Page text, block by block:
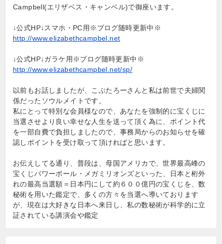
Campbell(エリザベス・キャンベル)で御座います。
↓公式HP↓スマホ・PC用※ブログ随時更新中※
http://www.elizabethcampbel.net
↓公式HP↓ガラケ用※ブログ随時更新中※
http://www.elizabethcampbel.net/sp/
以前もお話しましたが、こぶたろーさんと私は前世で夫婦関
係だったソウルメイトです。
私にとって特別な会員様なので、あなたを強制的に宝くじに
当選させより良い幸せな人生を送って頂く為に、ポイント代
を一部自費で負担しましたので、事務局からのお知らせを確
認しポイントを受け取って頂ければと思います。
お伝えしてる通り、普段は、母国アメリカで、世界最高峰の
宝くじパワーボール・メガミリオンズといった、日本と桁外
れの最高当選額＝日本円にして約６００億円の宝くじを、数
秘術を用いた鑑定で、多くの方々を当選へ導いております
が、現在は大好きな日本へ来日し、私の数秘術が科学的に立
証されている講演会や鑑定